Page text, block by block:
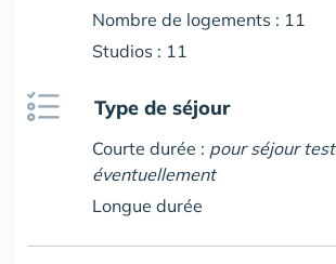
Nombre de logements : 11
Studios : 11
Type de séjour
Courte durée : pour séjour test
éventuellement
Longue durée